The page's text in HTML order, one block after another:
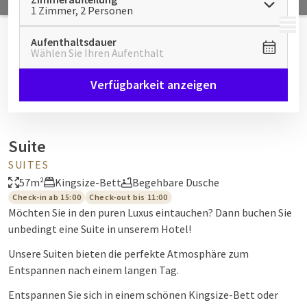
MENÜ
1 Zimmer, 2 Personen
Aufenthaltsdauer
Wählen Sie Ihren Aufenthalt
Verfügbarkeit anzeigen
Suite
SUITES
57m²
Kingsize-Bett Begehbare Dusche
Check-in ab 15:00 Check-out bis 11:00
Möchten Sie in den puren Luxus eintauchen? Dann buchen Sie
unbedingt eine Suite in unserem Hotel!
Unsere Suiten bieten die perfekte Atmosphäre zum
Entspannen nach einem langen Tag.
Entspannen Sie sich in einem schönen Kingsize-Bett oder